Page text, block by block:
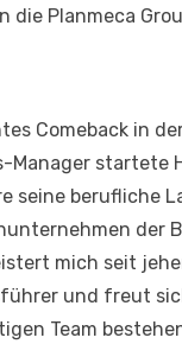
die Planmeca
Comeback in
Manager startete
seine berufliche
der
mich seit
und freut
Team